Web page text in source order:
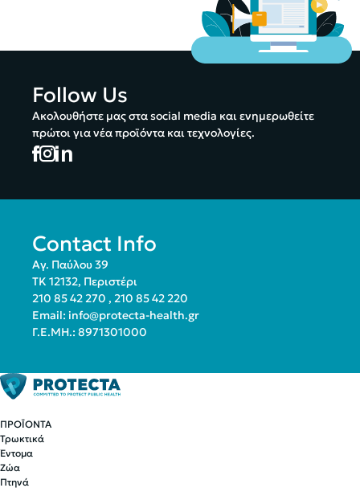
Follow Us
Ακολουθήστε μας στα social media και ενημερωθείτε
πρώτοι για νέα προϊόντα και τεχνολογίες.
Contact Info
Αγ. Παύλου 39
ΤΚ 12132, Περιστέρι
210 85 42 270 , 210 85 42 220
Email: info@protecta-health.gr
Γ.Ε.ΜΗ.: 8971301000
ΠΡΟΪΟΝΤΑ
Τρωκτικά
Έντομα
Ζώα
Πτηνά